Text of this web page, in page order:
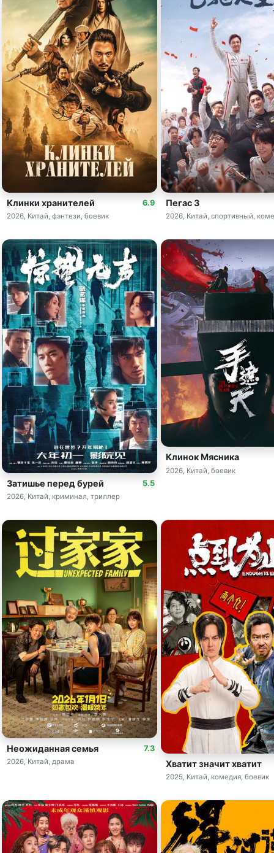
6.9
Клинки хранителей
2026, Китай, фэнтези, боевик
Пегас 3
2026, Китай, спортивный,
5.5
Затишье перед бурей
2026, Китай, криминал, триллер
Клинок Мясника
2026, Китай, боевик
7.3
Неожиданная семья
2026, Китай, драма Хватит значит хватит
2025, Китай, комедия, боевик